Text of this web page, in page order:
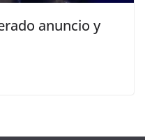
anuncio y